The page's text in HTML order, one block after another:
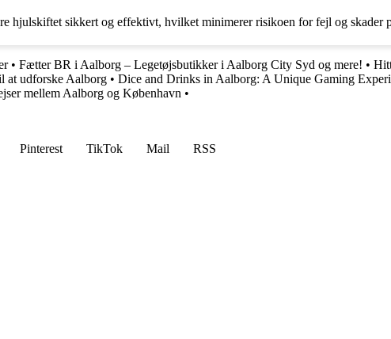
hjulskiftet sikkert og effektivt, hvilket minimerer risikoen for fejl og skader
• Fætter BR i Aalborg – Legetøjsbutikker i Aalborg City Syd og mere! •
at udforske Aalborg • Dice and Drinks in Aalborg: A Unique Gaming
mellem Aalborg og København •
Pinterest TikTok Mail
RSS